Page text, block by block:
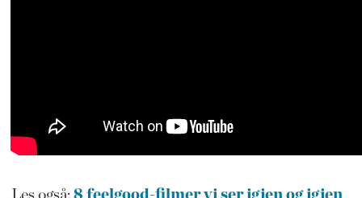
Les også: 8 feelgood-filmer vi ser igjen og igjen